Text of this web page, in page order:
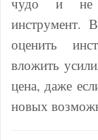
инструмент.
оценить
вложить
цена, даже
новых